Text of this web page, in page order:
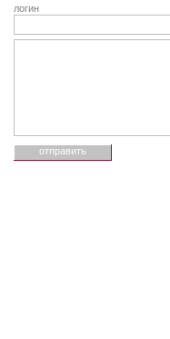
логин